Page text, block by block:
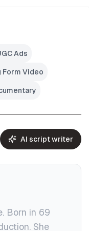
Ads
Form Video
AI script writer